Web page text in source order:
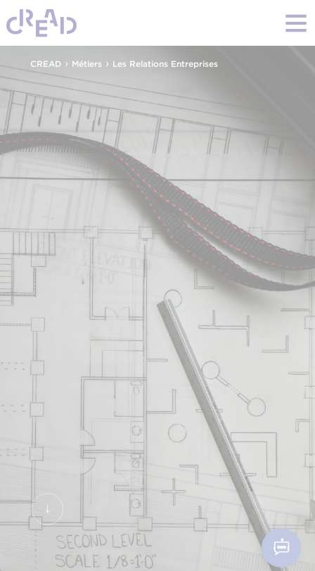
CREAD› Métiers › Les Relations Entreprises